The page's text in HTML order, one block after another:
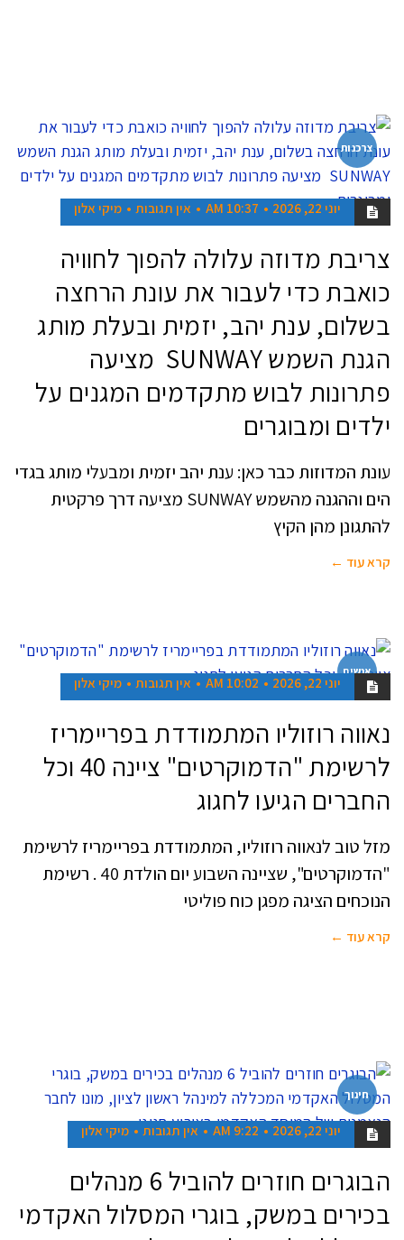
צרכנות
יוני 22, 2026 10:37 AM אין תגובות מיקי אלון
צריבת מדוזה עלולה להפוך לחוויה
כואבת כדי לעבור את עונת הרחצה
בשלום, ענת יהב, יזמית ובעלת מותג
הגנת השמש SUNWAY מציעה
פתרונות לבוש מתקדמים המגנים על
ילדים ומבוגרים
עונת המדוזות כבר כאן: ענת יהב יזמית ומבעלי מותג בגדי
הים וההגנה מהשמש SUNWAY מציעה דרך פרקטית
להתגונן מהן הקיץ
קרא עוד ←
אנשים
יוני 22, 2026 10:02 AM אין תגובות מיקי אלון
נאווה רוזוליו המתמודדת בפריימריז
לרשימת "הדמוקרטים" ציינה 40 וכל
החברים הגיעו לחגוג
מזל טוב לנאווה רוזוליו, המתמודדת בפריימריז לרשימת
"הדמוקרטים", שציינה השבוע יום הולדת 40 . רשימת
הנוכחים הציגה מפגן כוח פוליטי
קרא עוד ←
חינוך
יוני 22, 2026 9:22 AM אין תגובות מיקי אלון
הבוגרים חוזרים להוביל 6 מנהלים
בכירים במשק, בוגרי המסלול האקדמי